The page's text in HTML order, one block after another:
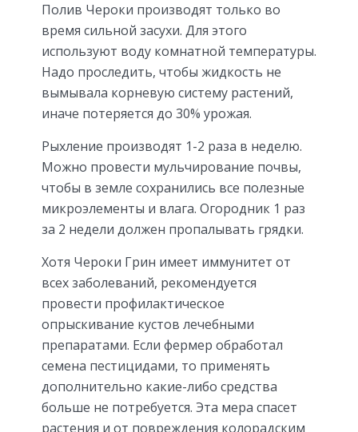
Полив Чероки производят только во
время сильной засухи. Для этого
используют воду комнатной температуры.
Надо проследить, чтобы жидкость не
вымывала корневую систему растений,
иначе потеряется до 30% урожая.
Рыхление производят 1-2 раза в неделю.
Можно провести мульчирование почвы,
чтобы в земле сохранились все полезные
микроэлементы и влага. Огородник 1 раз
за 2 недели должен пропалывать грядки.
Хотя Чероки Грин имеет иммунитет от
всех заболеваний, рекомендуется
провести профилактическое
опрыскивание кустов лечебными
препаратами. Если фермер обработал
семена пестицидами, то применять
дополнительно какие-либо средства
больше не потребуется. Эта мера спасет
растения и от повреждения колорадским